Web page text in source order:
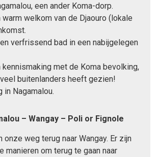
een ander Koma-dorp.
warm welkom van de Djaouro (lokale
verfrissend bad in een nabijgelegen
kennismaking met de Koma bevolking,
buitenlanders heeft gezien!
in Nagamalou.
– Wangay – Poli or Fignole
onze weg terug naar Wangay. Er zijn
manieren om terug te gaan naar